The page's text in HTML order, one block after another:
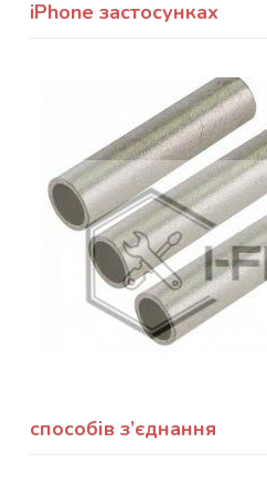
iPhone застосунках
способів з’єднання